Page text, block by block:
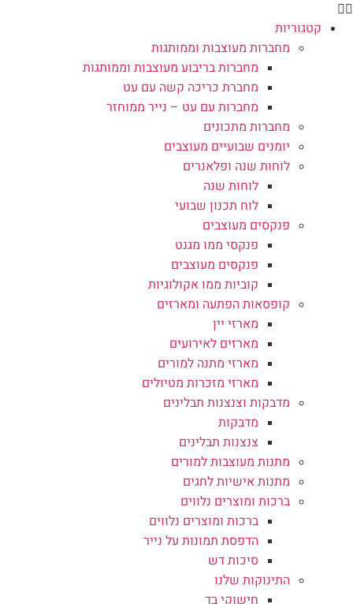
קטגוריות
מחברות מעוצבות וממותגות
מחברות בריבוע מעוצבות וממותגות
מחברת כריכה קשה עם עט
מחברות עם עט – נייר ממוחזר
מחברות מתכונים
יומנים שבועיים מעוצבים
לוחות שנה ופלאנרים
לוחות שנה
לוח תכנון שבועי
פנקסים מעוצבים
פנקסי ממו מגנט
פנקסים מעוצבים
קוביות ממו אקולוגיות
קופסאות הפתעה ומארזים
מארזי יין
מארזים לאירועים
מארזי מתנה למורים
מארזי מזכרות מטיולים
מדבקות וצנצנות תבלינים
מדבקות
צנצנות תבלינים
מתנות מעוצבות למורים
מתנות אישיות לחגים
ברכות ומוצרים נלווים
ברכות ומוצרים נלווים
הדפסת תמונות על נייר
סיכות דש
התינוקות שלנו
חישוקי בד